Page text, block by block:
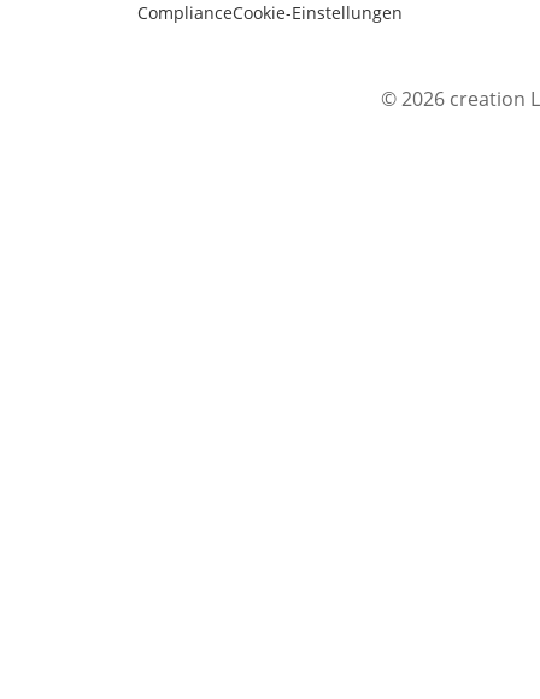
ComplianceCookie-Einstellungen
© 2026 creation L